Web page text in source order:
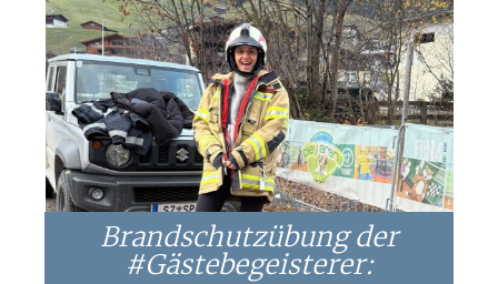
Brandschutzübung der
#Gästebegeisterer: